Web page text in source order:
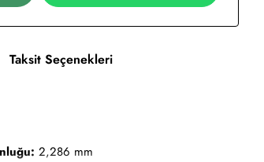
Taksit Seçenekleri
2,286 mm